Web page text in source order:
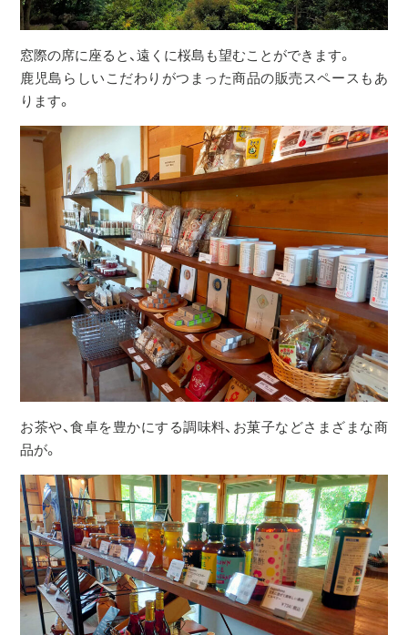
窓際の席に座ると、遠くに桜島も望むことができます。
鹿児島らしいこだわりがつまった商品の販売スペースもあ
ります。
お茶や、食卓を豊かにする調味料、お菓子などさまざまな商
品が。